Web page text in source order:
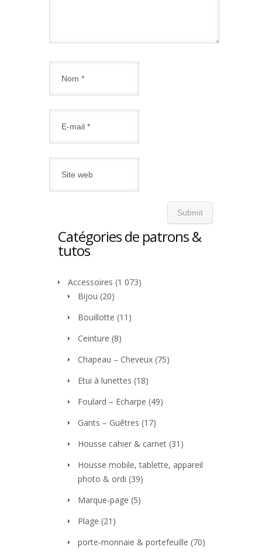
Catégories de patrons &
tutos
Accessoires (1 073)
Bijou (20)
Bouillotte (11)
Ceinture (8)
Chapeau – Cheveux (75)
Etui à lunettes (18)
Foulard – Echarpe (49)
Gants – Guêtres (17)
Housse cahier & carnet (31)
Housse mobile, tablette, appareil
photo & ordi (39)
Marque-page (5)
Plage (21)
porte-monnaie & portefeuille (70)